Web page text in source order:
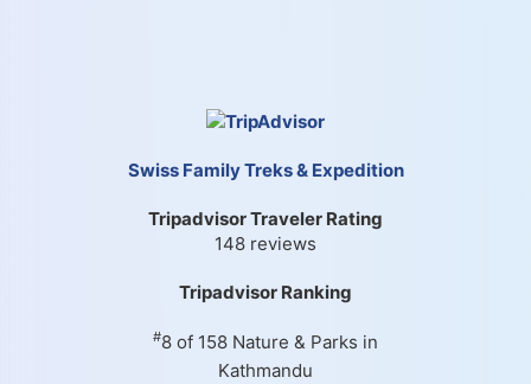
Swiss Family Treks & Expedition
Tripadvisor Traveler Rating
148 reviews
Tripadvisor Ranking
#8 of 158 Nature & Parks in
Kathmandu